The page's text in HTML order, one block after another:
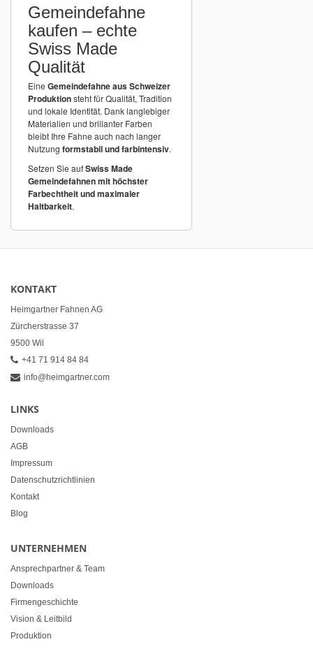
Gemeindefahne
kaufen – echte
Swiss Made
Qualität
Eine Gemeindefahne aus Schweizer
Produktionsteht für Qualität, Tradition
und lokale Identität. Dank langlebiger
Materialien und brillanter Farben
bleibt Ihre Fahne auch nach langer
Nutzung formstabil und farbintensiv.
Setzen Sie aufSwiss Made
Gemeindefahnen mit höchster
Farbechtheit und maximaler
Haltbarkeit.
KONTAKT
Heimgartner Fahnen AG
Zürcherstrasse 37
9500 Wil
+41 71 914 84 84
info@heimgartner.com
LINKS
Downloads
AGB
Impressum
Datenschutzrichtlinien
Kontakt
Blog
UNTERNEHMEN
Ansprechpartner & Team
Downloads
Firmengeschichte
Vision & Leitbild
Produktion